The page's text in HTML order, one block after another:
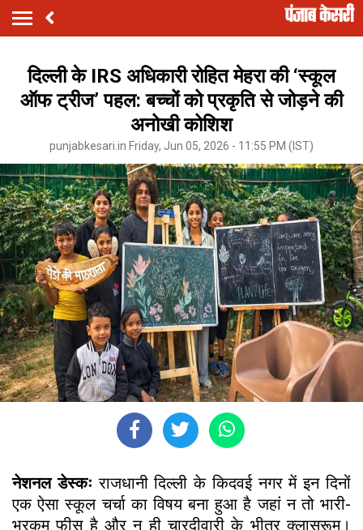
दिल्ली के IRS अधिकारी रोहित मेहरा की ‘स्कूल
ऑफ ट्रीज’ पहल: बच्चों को प्रकृति से जोड़ने की
अनोखी कोशिश
punjabkesari.in Friday, Jun 05, 2026 - 11:55 PM (IST)
नेशनल डेस्कःराजधानी दिल्ली के किदवई नगर में इन दिनों
एक ऐसा स्कूल चर्चा का विषय बना हुआ है जहां न तो भारी-
भरकम फीस है और न ही चारदीवारी के भीतर क्लासरूम।